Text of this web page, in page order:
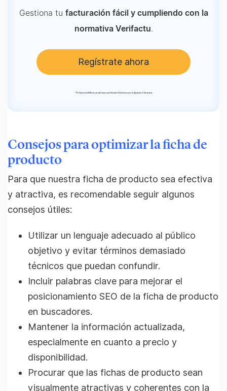
Gestiona tu facturación fácil y cumpliendo con la
normativa Verifactu.
Regístrate ahora
*TS Facturas Billin es un software certificado Verifactu por la Agencia Tributaria.
Consejos para optimizar la ficha de
producto
Para que nuestra ficha de producto sea efectiva
y atractiva, es recomendable seguir algunos
consejos útiles:
Utilizar un lenguaje adecuado al público
objetivo y evitar términos demasiado
técnicos que puedan confundir.
Incluir palabras clave para mejorar el
posicionamiento SEO de la ficha de producto
en buscadores.
Mantener la información actualizada,
especialmente en cuanto a precio y
disponibilidad.
Procurar que las fichas de producto sean
visualmente atractivas y coherentes con la